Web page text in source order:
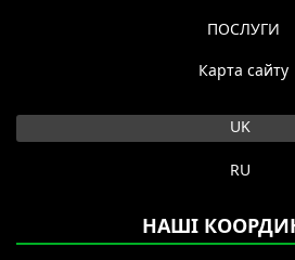
ПОСЛУГИ
Карта сайту
UK
RU
НАШІ